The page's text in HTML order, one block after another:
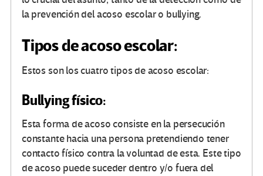
la prevención del acoso escolar o bullying.
Tipos de acoso escolar:
Estos son los cuatro tipos de acoso escolar:
Bullying físico:
Esta forma de acoso consiste en la persecución
constante hacia una persona pretendiendo tener
contacto físico contra la voluntad de esta. Este tipo
de acoso puede suceder dentro y/o fuera del